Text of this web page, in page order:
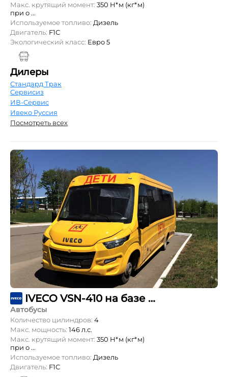
Макс. крутящий момент: 350 Н*м (кг*м)
при о ...
Используемое топливо: Дизель
Двигатель: F1С
Экологический класс: Евро 5
Дилеры
Стандард Трак
Сервисиз
ИВ-Сервис
Ивеко Руссия
Посмотреть всех
IVECO VSN-410 на базе шасси Daily 70C15СС
Автобусы
Количество цилиндров: 4
Макс. мощность: 146 л.с.
Макс. крутящий момент: 350 Н*м (кг*м)
при о ...
Используемое топливо: Дизель
Двигатель: F1С